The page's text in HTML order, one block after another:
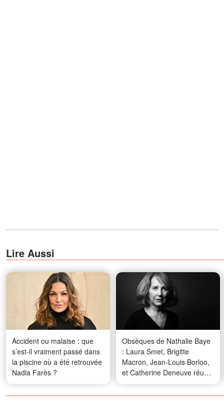
Lire Aussi
Accident ou malaise : que
s’est-il vraiment passé dans
la piscine où a été retrouvée
Nadia Farès ?
Obsèques de Nathalie Baye
: Laura Smet, Brigitte
Macron, Jean-Louis Borloo,
et Catherine Deneuve réunis
pour un dernier adieu